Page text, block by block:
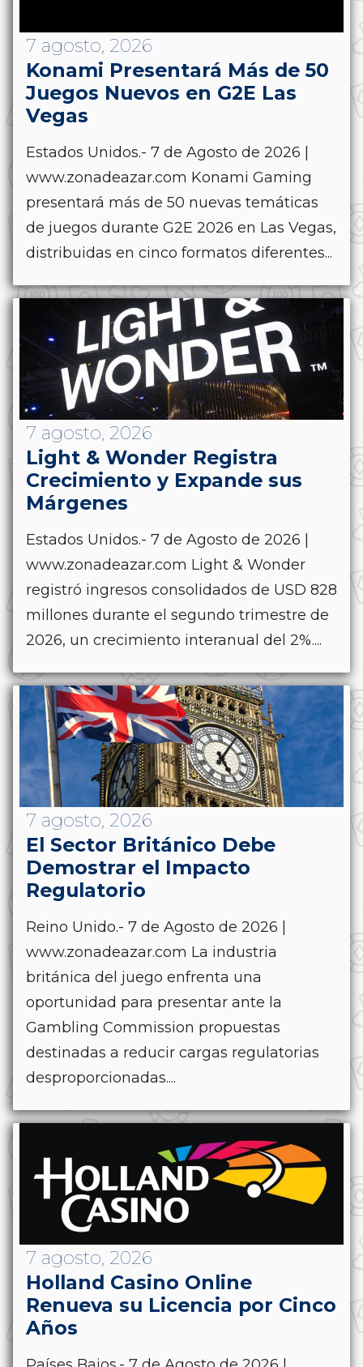
7 agosto, 2026
Konami Presentará Más de 50
Juegos Nuevos en G2E Las
Vegas
Estados Unidos.- 7 de Agosto de 2026 |
www.zonadeazar.com Konami Gaming
presentará más de 50 nuevas temáticas
de juegos durante G2E 2026 en Las Vegas,
distribuidas en cinco formatos diferentes...
7 agosto, 2026
Light & Wonder Registra
Crecimiento y Expande sus
Márgenes
Estados Unidos.- 7 de Agosto de 2026 |
www.zonadeazar.com Light & Wonder
registró ingresos consolidados de USD 828
millones durante el segundo trimestre de
2026, un crecimiento interanual del 2%....
7 agosto, 2026
El Sector Británico Debe
Demostrar el Impacto
Regulatorio
Reino Unido.- 7 de Agosto de 2026 |
www.zonadeazar.com La industria
británica del juego enfrenta una
oportunidad para presentar ante la
Gambling Commission propuestas
destinadas a reducir cargas regulatorias
desproporcionadas....
7 agosto, 2026
Holland Casino Online
Renueva su Licencia por Cinco
Años